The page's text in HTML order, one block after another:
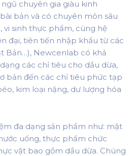
chuyên gia giàu kinh
bản và có chuyên môn sâu
vi sinh thực phẩm, cùng hệ
đại, tiên tiến nhập khẩu từ các
Bản…), Newcenlab có khả
các chỉ tiêu cho dầu dừa,
bản đến các chỉ tiêu phức tạp
kim loại nặng, dư lượng hóa
đa dạng sản phẩm như: mật
uống, thực phẩm chức
vật bao gồm dầu dừa. Chúng